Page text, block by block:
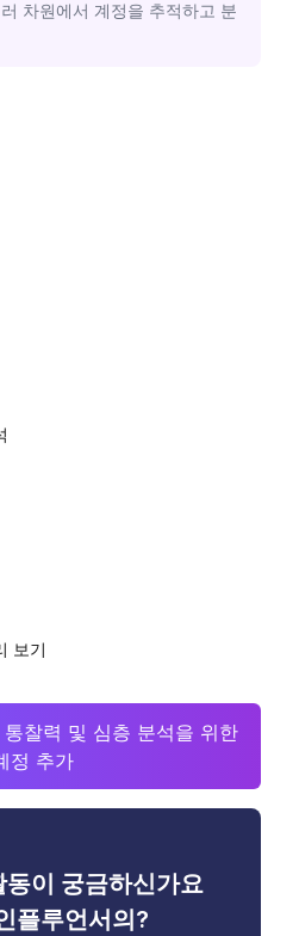
차원에서 계정을 추적하고 분
보기
찰력 및 심층 분석을 위한
정 추가
이 궁금하신가요
플루언서의?